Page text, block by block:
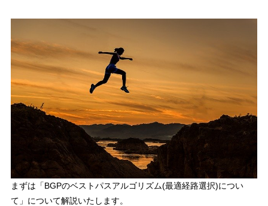
まずは「BGPのベストパスアルゴリズム(最適経路選択)につい
て 」について解説いたします。